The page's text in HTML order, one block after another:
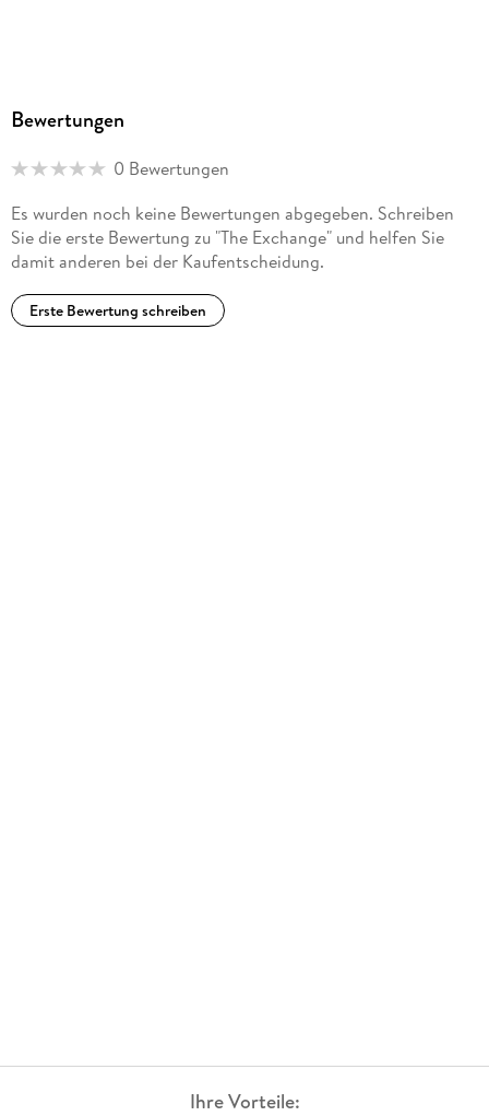
Bewertungen
0 Bewertungen
Es wurden noch keine Bewertungen abgegeben. Schreiben
Sie die erste Bewertung zu "The Exchange" und helfen Sie
damit anderen bei der Kaufentscheidung.
Erste Bewertung schreiben
Ihre Vorteile: